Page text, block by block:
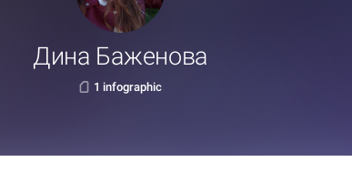
Дина Баженова
1 infographic